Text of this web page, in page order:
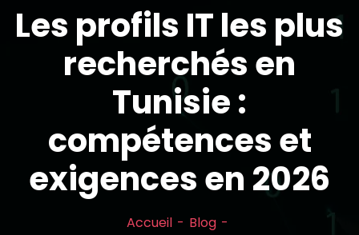
Les profils IT les plus
recherchés en
Tunisie :
compétences et
exigences en 2026
Accueil
Blog